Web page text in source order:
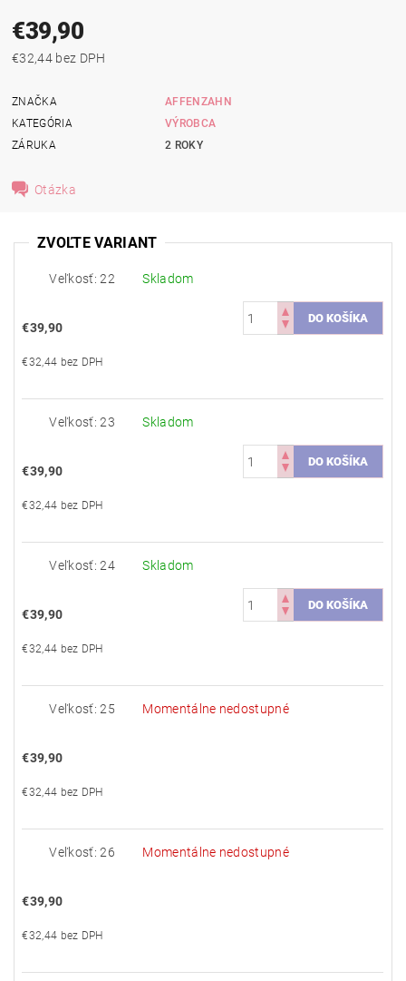
€39,90
€32,44 bez DPH
ZNAČKA
AFFENZAHN
KATEGÓRIA
VÝROBCA
ZÁRUKA
2 ROKY
Otázka
ZVOĽTE VARIANT
Veľkosť: 22 Skladom
€39,90
€32,44 bez DPH
Veľkosť: 23 Skladom
€39,90
€32,44 bez DPH
Veľkosť: 24 Skladom
€39,90
€32,44 bez DPH
Veľkosť: 25 Momentálne nedostupné
€39,90
€32,44 bez DPH
Veľkosť: 26 Momentálne nedostupné
€39,90
€32,44 bez DPH